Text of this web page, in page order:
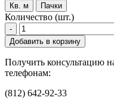
Кв. м Пачки
Количество (шт.)
-
Добавить в корзину
Получить консультацию
телефонам:
(812) 642-92-33